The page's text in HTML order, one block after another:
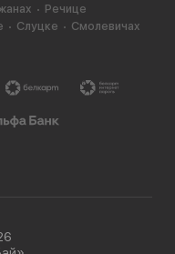
Речице
Слуцке
Смолевичах